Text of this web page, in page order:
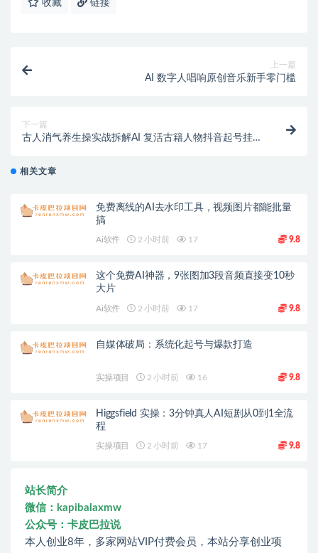
收藏 链接
上一篇
AI 数字人唱响原创音乐新手零门槛
下一篇
古人消气养生操实战拆解AI 复活古籍人物抖音起号挂橱
相关文章
免费离线的AI去水印工具，视频图片都能批量
搞
Ai软件 2 小时前 17 9.8
这个免费AI神器，9张图加3段音频直接变10秒
大片
Ai软件 2 小时前 17 9.8
自媒体破局：系统化起号与爆款打造
实操项目 2 小时前 16 9.8
Higgsfield 实操：3分钟真人AI短剧从0到1全流
程
实操项目 2 小时前 17 9.8
站长简介
微信：kapibalaxmw
公众号：卡皮巴拉说
本人创业8年，多家网站VIP付费会员，本站分享创业项